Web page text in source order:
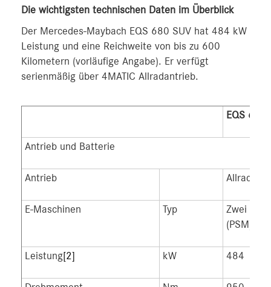
Die wichtigsten technischen Daten im Überblick
Der Mercedes-Maybach EQS 680 SUV hat 484 kW
Leistung und eine Reichweite von bis zu 600
Kilometern (vorläufige Angabe). Er verfügt
serienmäßig über 4MATIC Allradantrieb.
EQS 680
Antrieb und Batterie
Antrieb Allrad
E-Maschinen Typ
Zwei
(PSM)
Leistung[2] kW 484